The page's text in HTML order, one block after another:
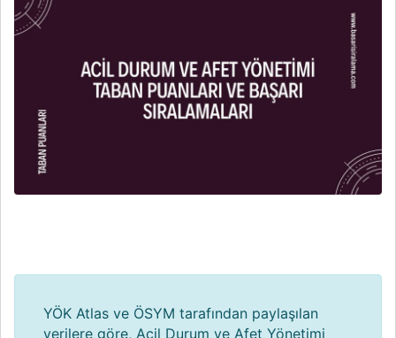
YÖK Atlas ve ÖSYM tarafından paylaşılan
verilere göre, Acil Durum ve Afet Yönetimi